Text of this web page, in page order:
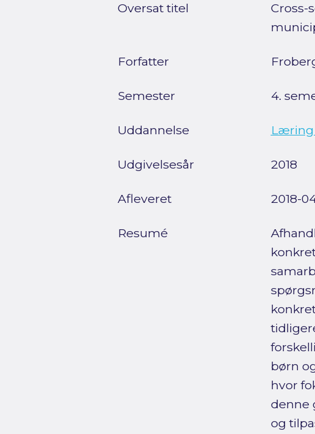
Oversat titel
Cross-
Forfatter
Semester 4.
Uddannelse Læring
Udgivelsesår 2018
Afleveret 2018-
Resumé
børn
hvor
denne
og